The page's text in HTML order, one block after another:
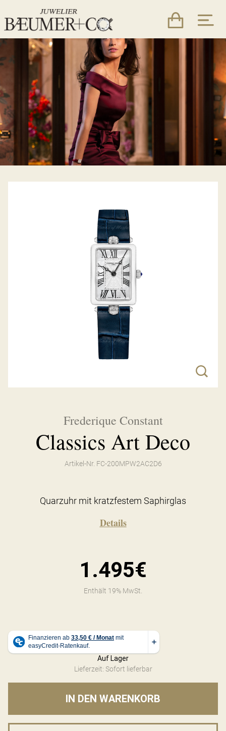
Frederique Constant
Classics Art Deco
Artikel-Nr. FC-200MPW2AC2D6
Quarzuhr mit kratzfestem Saphirglas
Details
1.495€
Enthält 19% MwSt.
Auf Lager
Lieferzeit: Sofort lieferbar
IN DEN WARENKORB